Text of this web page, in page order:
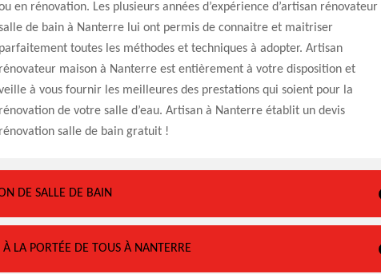
en rénovation. Les plusieurs années d’expérience d’artisan rénovateur
de bain à Nanterre lui ont permis de connaitre et maitriser
parfaitement toutes les méthodes et techniques à adopter. Artisan
rénovateur maison à Nanterre est entièrement à votre disposition et
à vous fournir les meilleures des prestations qui soient pour la
rénovation de votre salle d’eau. Artisan à Nanterre établit un devis
rénovation salle de bain gratuit !
DE SALLE DE BAIN
LA PORTÉE DE TOUS À NANTERRE